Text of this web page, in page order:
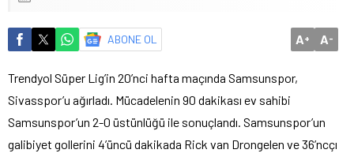
ABONE OL A+ A-
Trendyol Süper Lig’in 20’nci hafta maçında Samsunspor,
Sivasspor’u ağırladı. Mücadelenin 90 dakikası ev sahibi
Samsunspor’un 2-0 üstünlüğü ile sonuçlandı. Samsunspor’un
galibiyet gollerini 4’üncü dakikada Rick van Drongelen ve 36’ncçı